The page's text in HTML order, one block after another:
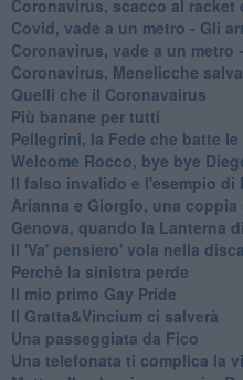
Coronavirus, scacco al racket
Covid, vade a un metro - Gli
Coronavirus, vade a un metro
Coronavirus, Menelicche
Quelli che il Coronavairus
Più banane per tutti
Pellegrini, la Fede che batte
Welcome Rocco, bye bye
Il falso invalido e l'esempio di
Arianna e Giorgio, una coppia
Genova, quando la Lanterna
Il 'Va' pensiero' vola nella
Perchè la sinistra perde
Il mio primo Gay Pride
Il Gratta&Vincium ci salverà
Una passeggiata da Fico
Una telefonata ti complica la